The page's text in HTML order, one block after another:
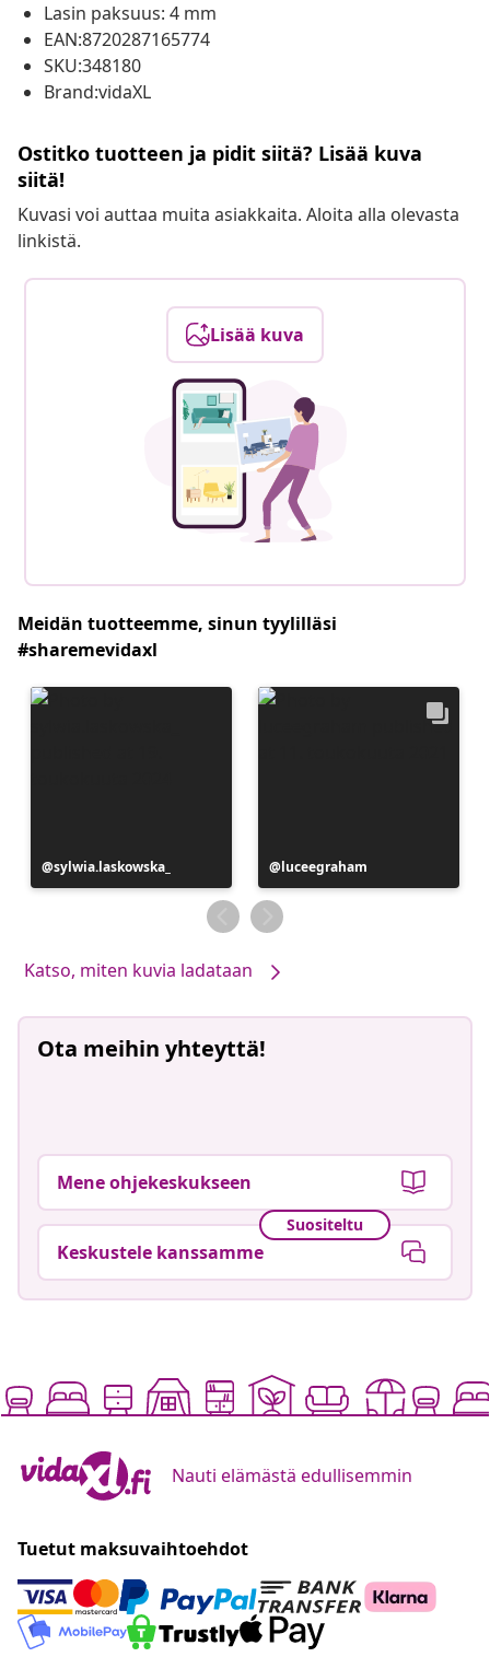
Lasin paksuus: 4 mm
EAN:8720287165774
SKU:348180
Brand:vidaXL
Ostitko tuotteen ja pidit siitä? Lisää kuva
siitä!
Kuvasi voi auttaa muita asiakkaita. Aloita alla olevasta
linkistä.
Lisää kuva
Meidän tuotteemme, sinun tyylilläsi
#sharemevidaxl
Julkaissut
sylwia.laskowska_ Julkaissut
luceegraham
Katso, miten kuvia ladataan
Ota meihin yhteyttä!
Mene ohjekeskukseen
Suositeltu
Keskustele kanssamme
Nauti elämästä edullisemmin
Tuetut maksuvaihtoehdot